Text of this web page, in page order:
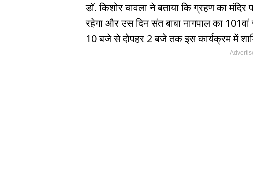
डॉ. किशोर चावला ने बताया कि ग्रहण का मंदिर
रहेगा और उस दिन संत बाबा नागपाल का
10 बजे से दोपहर 2 बजे तक इस कार्यक्रम में